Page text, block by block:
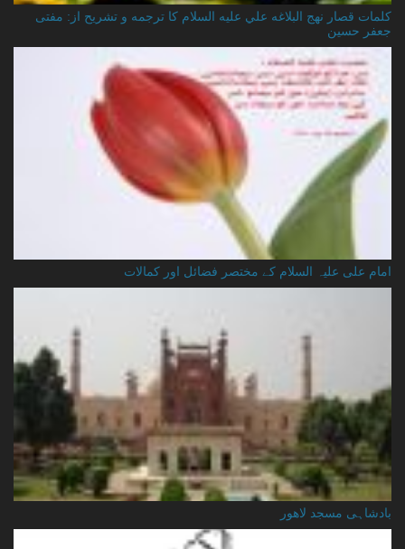
کلمات قصار نهج البلاغه علي عليه السلام کا ترجمه و تشریح از: مفتی
جعفر حسین
امام علی علیہ السلام کے مختصر فضائل اور کمالات
بادشاہی مسجد لاهور